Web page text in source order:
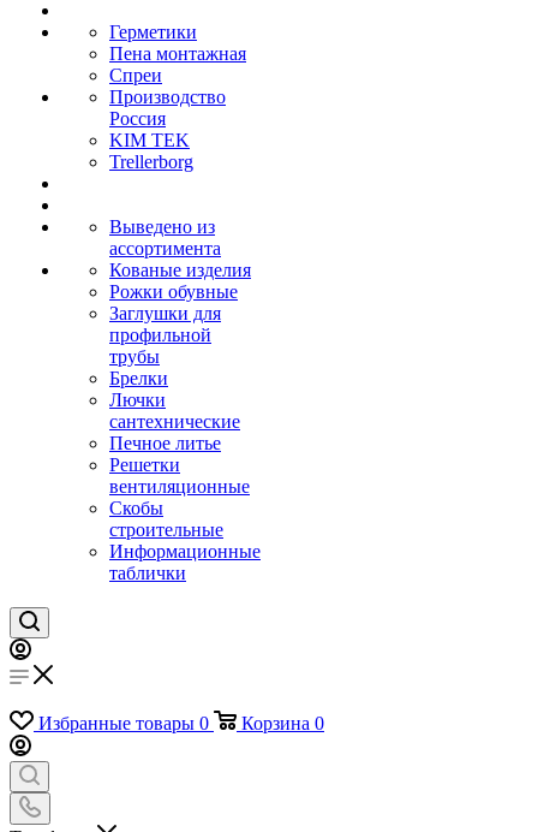
Герметики
Пена монтажная
Спреи
Производство
Россия
KIM TEK
Trellerborg
Выведено из
ассортимента
Кованые изделия
Рожки обувные
Заглушки для
профильной
трубы
Брелки
Лючки
сантехнические
Печное литье
Решетки
вентиляционные
Скобы
строительные
Информационные
таблички
Избранные товары 0 Корзина 0